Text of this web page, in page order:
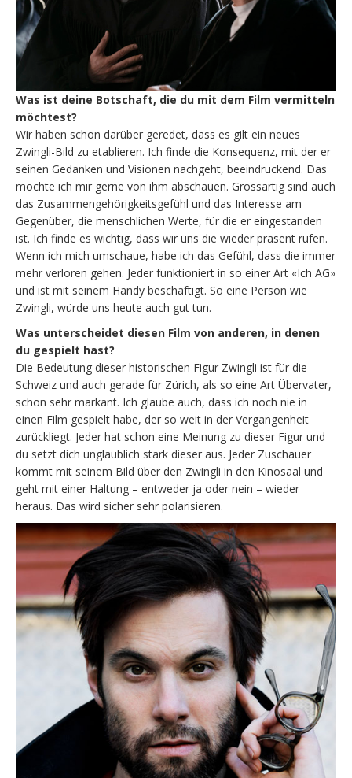
Was ist deine Botschaft, die du mit dem Film vermitteln
möchtest?
Wir haben schon darüber geredet, dass es gilt ein neues
Zwingli-Bild zu etablieren. Ich finde die Konsequenz, mit der er
seinen Gedanken und Visionen nachgeht, beeindruckend. Das
möchte ich mir gerne von ihm abschauen. Grossartig sind auch
das Zusammengehörigkeitsgefühl und das Interesse am
Gegenüber, die menschlichen Werte, für die er eingestanden
ist. Ich finde es wichtig, dass wir uns die wieder präsent rufen.
Wenn ich mich umschaue, habe ich das Gefühl, dass die immer
mehr verloren gehen. Jeder funktioniert in so einer Art «Ich AG»
und ist mit seinem Handy beschäftigt. So eine Person wie
Zwingli, würde uns heute auch gut tun.
Was unterscheidet diesen Film von anderen, in denen
du gespielt hast?
Die Bedeutung dieser historischen Figur Zwingli ist für die
Schweiz und auch gerade für Zürich, als so eine Art Übervater,
schon sehr markant. Ich glaube auch, dass ich noch nie in
einen Film gespielt habe, der so weit in der Vergangenheit
zurückliegt. Jeder hat schon eine Meinung zu dieser Figur und
du setzt dich unglaublich stark dieser aus. Jeder Zuschauer
kommt mit seinem Bild über den Zwingli in den Kinosaal und
geht mit einer Haltung – entweder ja oder nein – wieder
heraus. Das wird sicher sehr polarisieren.